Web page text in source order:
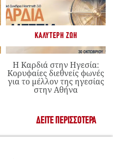
ΚΑΛΎΤΕΡΗ ΖΩΉ
Η Καρδιά στην Ηγεσία:
Κορυφαίες διεθνείς φωνές
για το μέλλον της ηγεσίας
στην Αθήνα
ΔΕΊΤΕ ΠΕΡΙΣΣΌΤΕΡΑ